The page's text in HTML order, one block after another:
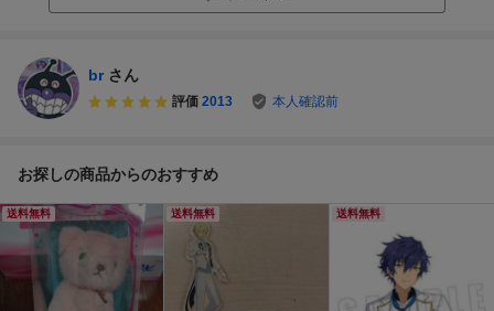
br さん
評価 2013 本人確認前
お探しの商品からのおすすめ
送料無料 送料無料 送料無料